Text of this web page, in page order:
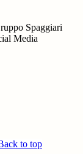
Spaggiari
Media
to top